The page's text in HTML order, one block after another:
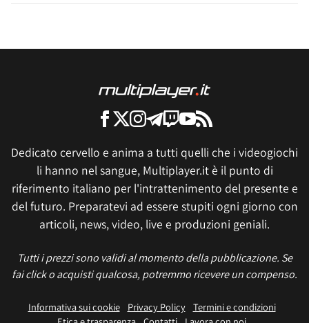
Dedicato cervello e anima a tutti quelli che i videogiochi
li hanno nel sangue, Multiplayer.it è il punto di
riferimento italiano per l'intrattenimento del presente e
del futuro. Preparatevi ad essere stupiti ogni giorno con
articoli, news, video, live e produzioni geniali.
Tutti i prezzi sono validi al momento della pubblicazione. Se
fai click o acquisti qualcosa, potremmo ricevere un compenso.
Informativa sui cookie Privacy Policy
Termini e condizioni